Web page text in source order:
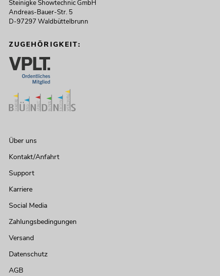
Steinigke Showtechnic GmbH
Andreas-Bauer-Str. 5
D-97297 Waldbüttelbrunn
ZUGEHÖRIGKEIT:
Über uns
Kontakt/Anfahrt
Support
Karriere
Social Media
Zahlungsbedingungen
Versand
Datenschutz
AGB